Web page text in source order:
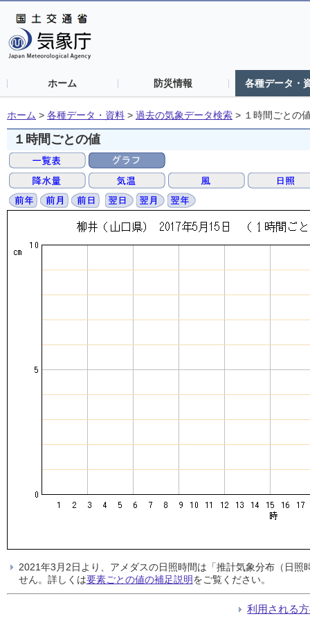
ホーム 防災情報 各種データ・
ホーム > 各種データ・資料 > 過去の気象データ検索 > １時間ごとの
１時間ごとの値
2021年3月2日より、アメダスの日照時間は「推計気象分布（日
せん。詳しくは要素ごとの値の補足説明をご覧ください。
利用される